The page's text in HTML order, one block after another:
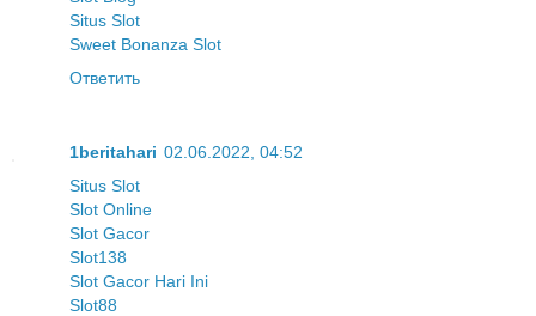
Situs Slot
Sweet Bonanza Slot
Ответить
1beritahari 02.06.2022, 04:52
Situs Slot
Slot Online
Slot Gacor
Slot138
Slot Gacor Hari Ini
Slot88